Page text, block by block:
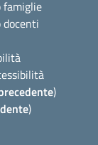
famiglie
)
)